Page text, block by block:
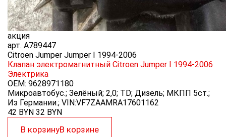
акция
арт. A789447
Citroen Jumper Jumper I 1994-2006
Клапан электромагнитный Citroen Jumper I 1994-2006
Электрика
OEM: 9628971180
Микроавтобус.; Зелёный; 2,0; TD; Дизель; МКПП 5ст.;
Из Германии.; VIN:VF7ZAAMRA17601162
42 BYN 32 BYN
В корзинуВ корзине